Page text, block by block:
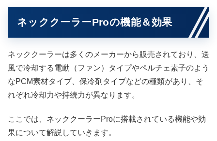
ネッククーラーProの機能＆効果
ネッククーラーは多くのメーカーから販売されており、送
風で冷却する電動（ファン）タイプやペルチェ素子のよう
なPCM素材タイプ、保冷剤タイプなどの種類があり、そ
れぞれ冷却力や持続力が異なります。
ここでは、ネッククーラーProに搭載されている機能や効
果について解説していきます。